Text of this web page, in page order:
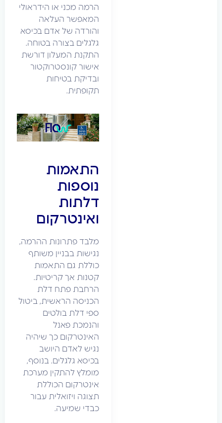
הרמה מכני או הידראולי
המאפשר העלאה
והורדה של אדם בכיסא
גלגלים בצורה בטוחה.
התקנת המעלון דורשת
אישור קונסטרוקטור
ובדיקת בטיחות
תקופתית.
התאמות
נוספות
דלתות
ואינטרקום
מלבד פתרונות ההרמה,
נגישות בבניין משותף
כוללת גם התאמות
קטנות אך קריטיות.
הרחבת פתח דלת
הכניסה הראשית, ביטול
ספי דלת בולטים
והנמכת פאנל
האינטרקום כך שיהיה
נגיש לאדם היושב
בכיסא גלגלים. בנוסף,
מומלץ להתקין מערכת
אינטרקום הכוללת
תצוגה ויזואלית עבור
כבדי שמיעה.